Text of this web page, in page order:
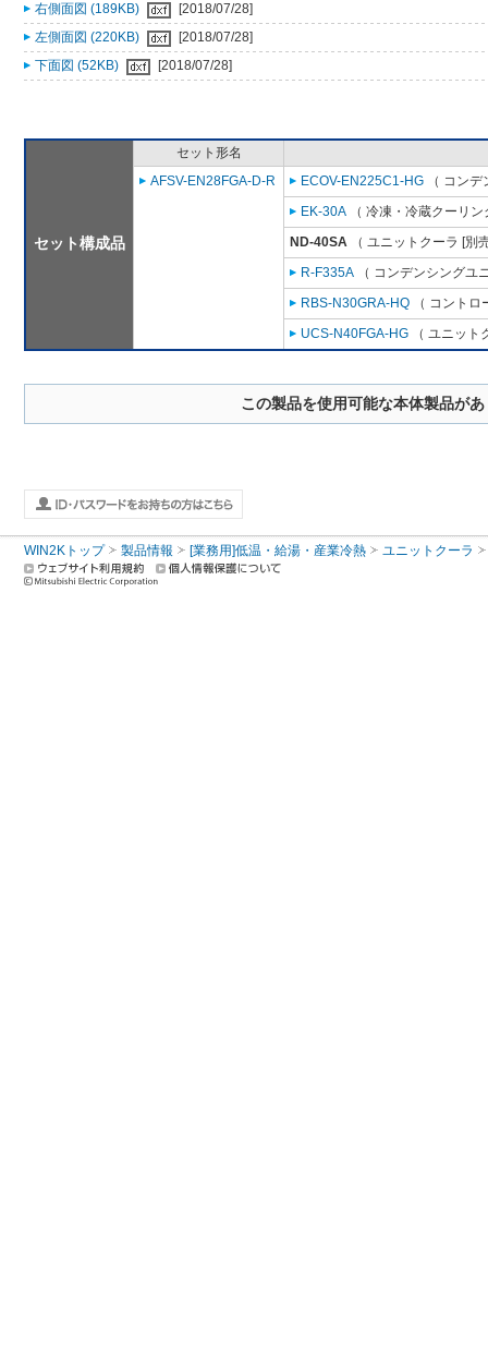
右側面図 (189KB)
[2018/07/28]
左側面図 (220KB)
[2018/07/28]
下面図 (52KB)
[2018/07/28]
セット構成品
セット形名
AFSV-EN28FGA-D-R
ECOV-EN225C1-HG （ コン
EK-30A （ 冷凍・冷蔵クーリ
ND-40SA （ ユニットクーラ [別
R-F335A （ コンデンシングユ
RBS-N30GRA-HQ （ コント
UCS-N40FGA-HG （ ユニット
この製品を使用可能な本体製品が
WIN2Kトップ 製品情報 [業務用]低温・給湯・産業冷熱 ユニットクーラ